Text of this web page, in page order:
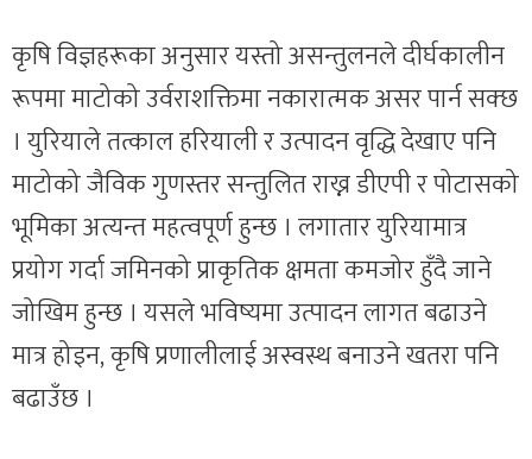
कृषि विज्ञहरूका अनुसार यस्तो असन्तुलनले दीर्घकालीन
रूपमा माटोको उर्वराशक्तिमा नकारात्मक असर पार्न सक्छ
। युरियाले तत्काल हरियाली र उत्पादन वृद्धि देखाए पनि
माटोको जैविक गुणस्तर सन्तुलित राख्न डीएपी र पोटासको
भूमिका अत्यन्त महत्वपूर्ण हुन्छ । लगातार युरियामात्र
प्रयोग गर्दा जमिनको प्राकृतिक क्षमता कमजोर हुँदै जाने
जोखिम हुन्छ । यसले भविष्यमा उत्पादन लागत बढाउने
मात्र होइन, कृषि प्रणालीलाई अस्वस्थ बनाउने खतरा पनि
बढाउँछ ।